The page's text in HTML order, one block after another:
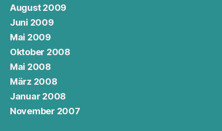
August 2009
Juni 2009
Mai 2009
Oktober 2008
Mai 2008
März 2008
Januar 2008
November 2007